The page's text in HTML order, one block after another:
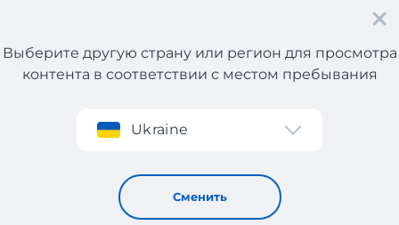
Регистрация
Выберите другую страну или регион для просмотра
контента в соответствии с местом пребывания
Ukraine
Сменить
BOOHOO